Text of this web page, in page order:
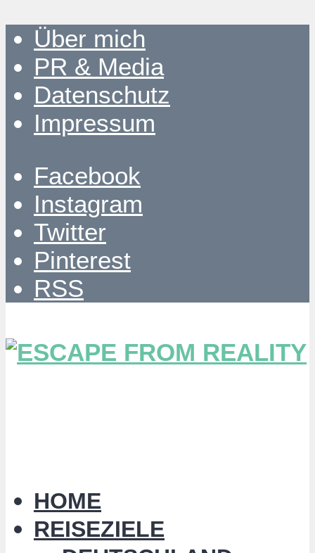
Über mich
PR & Media
Datenschutz
Impressum
Facebook
Instagram
Twitter
Pinterest
RSS
HOME
REISEZIELE